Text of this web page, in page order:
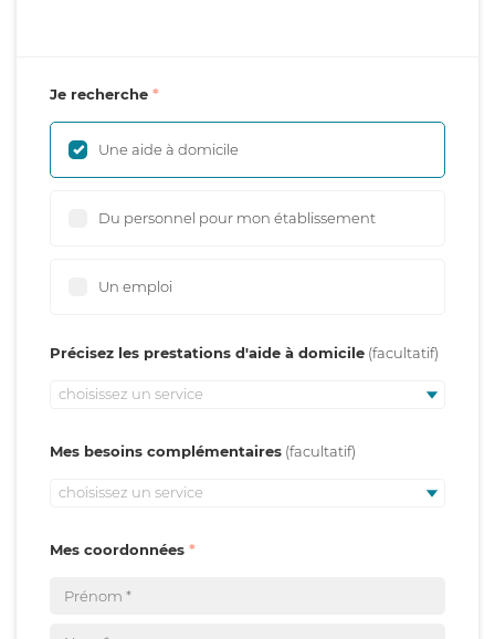
Je recherche
Une aide à domicile
Du personnel pour mon établissement
Un emploi
Précisez les prestations d'aide à domicile
choisissez un service
Mes besoins complémentaires
choisissez un service
Mes coordonnées